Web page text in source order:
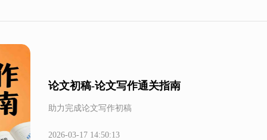
论文初稿-论文写作通关指南
助力完成论文写作初稿
2026-03-17 14:50:13